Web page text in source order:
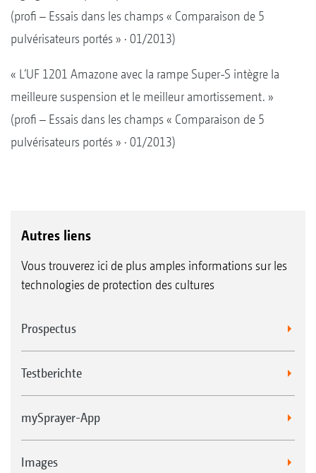
(profi – Essais dans les champs « Comparaison de 5
pulvérisateurs portés » · 01/2013)
« L‘UF 1201 Amazone avec la rampe Super-S intègre la
meilleure suspension et le meilleur amortissement. »
(profi – Essais dans les champs « Comparaison de 5
pulvérisateurs portés » · 01/2013)
Autres liens
Vous trouverez ici de plus amples informations sur les
technologies de protection des cultures
Prospectus
Testberichte
mySprayer-App
Images